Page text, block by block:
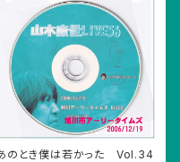
のとき僕は若かった Vol.34